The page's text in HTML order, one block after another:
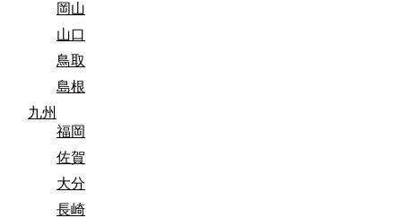
岡山
山口
鳥取
島根
九州
福岡
佐賀
大分
長崎